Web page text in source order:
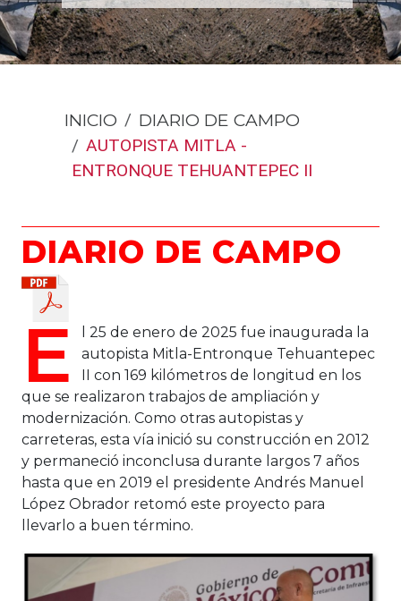
INICIO DIARIO DE CAMPO
AUTOPISTA MITLA -
ENTRONQUE TEHUANTEPEC II
DIARIO DE CAMPO
E
l 25 de enero de 2025 fue inaugurada la
autopista Mitla-Entronque Tehuantepec
II con 169 kilómetros de longitud en los
que se realizaron trabajos de ampliación y
modernización. Como otras autopistas y
carreteras, esta vía inició su construcción en 2012
y permaneció inconclusa durante largos 7 años
hasta que en 2019 el presidente Andrés Manuel
López Obrador retomó este proyecto para
llevarlo a buen término.